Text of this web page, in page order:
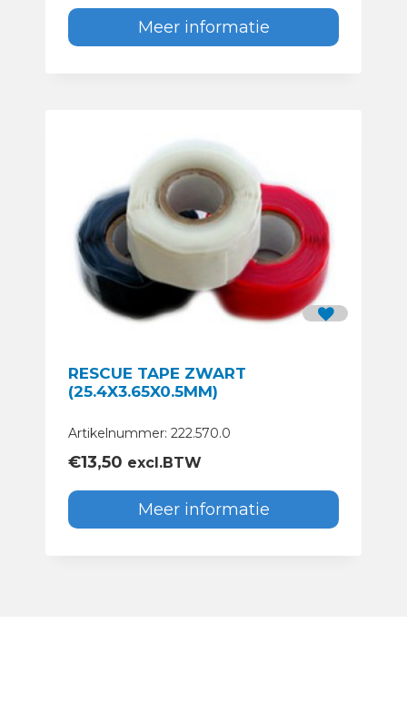
Meer informatie
RESCUE TAPE ZWART
(25.4X3.65X0.5MM)
Artikelnummer: 222.570.0
€13,50 excl.BTW
Meer informatie